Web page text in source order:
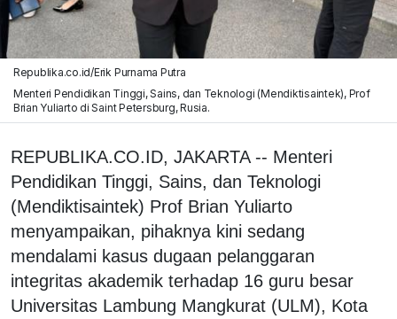
Republika.co.id/Erik Purnama Putra
Menteri Pendidikan Tinggi, Sains, dan Teknologi (Mendiktisaintek), Prof
Brian Yuliarto di Saint Petersburg, Rusia.
REPUBLIKA.CO.ID, JAKARTA -- Menteri
Pendidikan Tinggi, Sains, dan Teknologi
(Mendiktisaintek) Prof Brian Yuliarto
menyampaikan, pihaknya kini sedang
mendalami kasus dugaan pelanggaran
integritas akademik terhadap 16 guru besar
Universitas Lambung Mangkurat (ULM), Kota